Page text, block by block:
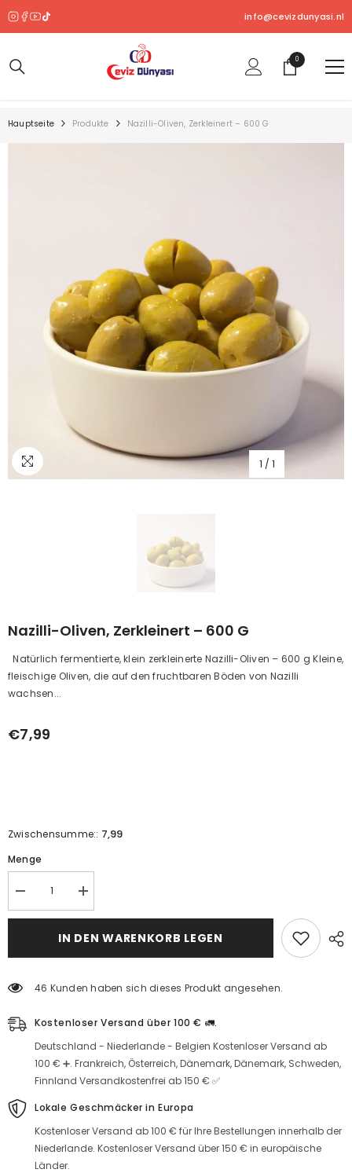
info@cevizdunyasi.nl
00
Produkt
Hauptseite Produkte Nazilli-Oliven, Zerkleinert – 600 G
1 / 1
Nazilli-Oliven, Zerkleinert – 600 G
Natürlich fermentierte, klein zerkleinerte Nazilli-Oliven – 600 g Kleine,
fleischige Oliven, die auf den fruchtbaren Böden von Nazilli
wachsen...
€7,99
Zwischensumme:: 7,99
Menge
Oliven
(gehackt)
für
reduzieren
Nazilli-
Oliven
(gehackt)
–
Menge
für
erhöhen
IN DEN WARENKORB LEGEN
46 Kunden haben sich dieses Produkt angesehen.
Kostenloser Versand über 100 € 🚛.
Deutschland - Niederlande - Belgien Kostenloser Versand ab
100 € ➕. Frankreich, Österreich, Dänemark, Dänemark, Schweden,
Finnland Versandkostenfrei ab 150 € ✅
Lokale Geschmäcker in Europa
Kostenloser Versand ab 100 € für Ihre Bestellungen innerhalb der
Niederlande. Kostenloser Versand über 150 € in europäische
Länder.